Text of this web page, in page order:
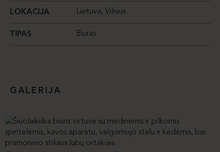
LOKACIJA Lietuva, Vilnius
TIPAS Biuras
GALERIJA